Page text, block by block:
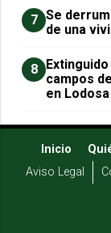
7 Se
de una
8
campos
en Lodosa
Inicio
Aviso Legal